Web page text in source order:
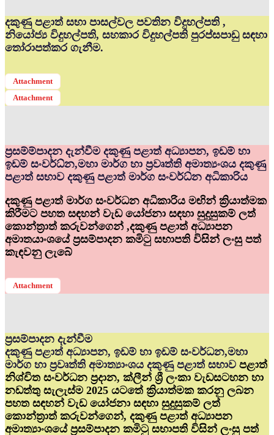
දකුණු පළාත් සභා පාසල්වල පවතින විදුහල්පති ,
නියෝජ්‍ය විදුහල්පති, සහකාර විදුහල්පති පුරප්සපාඩු සඳහා
තෝරාපත්කර ගැනීම.
Attachment
Attachment
ප්‍රසම්ම්පාදන දැන්වීම දකුණු පළාත් අධ්‍යාපන, ඉඩම් හා
ඉඩම් සංවර්ධ්‍න,මහා මාර්ග හා ප්‍රවෘත්ති අමාත්‍යංශය දකුණු
පළාත් සභාව දකුණු පළාත් මාර්ග සංවර්ධ්‍න අධිකාරිය
දකුණු පළාත් මාර්ග සංවර්ධන අධිකාරිය මඟින් ක්‍රියාත්මක
කිරීමට පහත සඳහන් වැඩ යෝජනා සඳහා සුදුසුකම් ලත්
කොන්ත්‍රාත් කරුවන්ගෙන් ,දකුණු පළාත් අධ්‍යාපන
අමාතයාංශයේ ප්‍රසම්පාදන කමිටු සභාපති විසින් ලංසු පත්
කැඳවනු ලැබේ
Attachment
ප්‍රසම්පාදන දැන්වීම
දකුණු පළාත් අධ්‍යාපන, ඉඩම් හා ඉඩම් සංවර්ධන,මහා
මාර්ග හා ප්‍රවෘත්ති අමාත්‍යාංශය දකුණු පළාත් සභාව පළාත්
නිශ්චිත සංවර්ධන ප්‍රදාන, ක්ලීන් ශ්‍රී ලංකා වැඩසටහන හා
නඩත්තු සැලැස්ම 2025 යටතේ ක්‍රියාත්මක කරනු ලබන
පහත සඳහන් වැඩ යෝජනා සඳහා සුදුසුකම් ලත්
කොන්ත්‍රාත් කරුවන්ගෙන්, දකුණු පළාත් අධ්‍යාපන
අමාත්‍යාංශයේ ප්‍රසම්පාදන කමිටු සභාපති විසින් ලංසු පත්